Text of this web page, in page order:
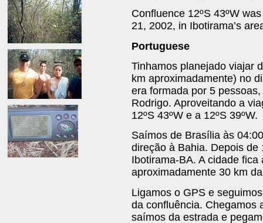
Confluence 12ºS 43ºW
21, 2002, in Ibotirama’s
Portuguese
Tinhamos planejado viajar
km aproximadamente) no
era formada por 5
Rodrigo. Aproveitando a
12ºS 43ºW e a 12ºS 39ºW.
Saímos de Brasília às
direção à Bahia. Depois
Ibotirama-BA. A cidade
aproximadamente 30 km
Ligamos o GPS e
da confluência. Chegamos
saímos da estrada e